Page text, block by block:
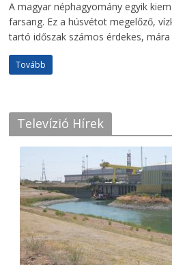
A magyar néphagyomány egyik
farsang. Ez a húsvétot megelőző,
tartó időszak számos érdekes, mára
Tovább
Televízió Hírek